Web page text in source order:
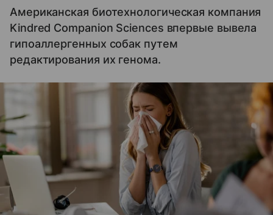
Американская биотехнологическая компания
Kindred Companion Sciences впервые вывела
гипоаллергенных собак путем
редактирования их генома.